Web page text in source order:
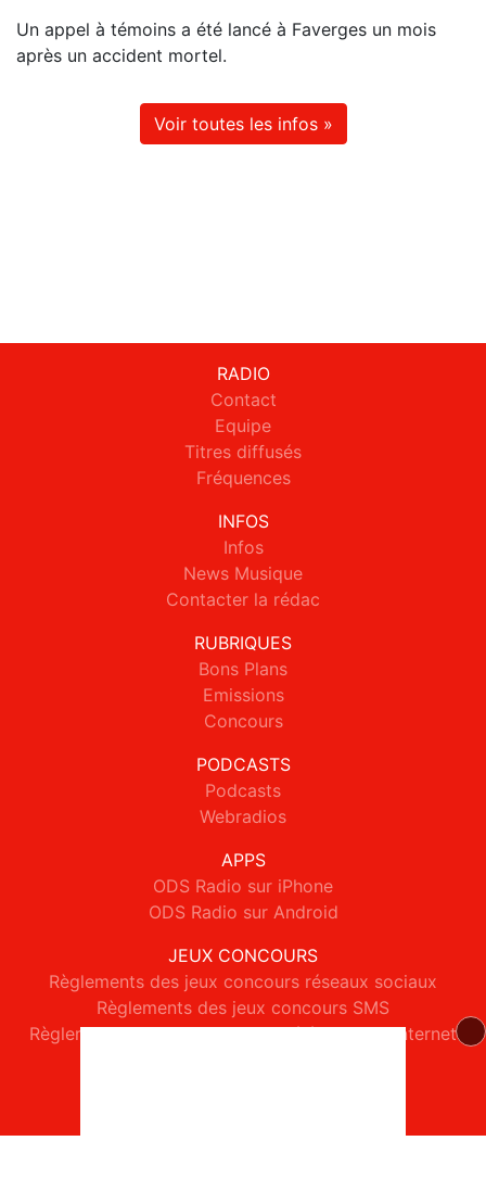
Un appel à témoins a été lancé à Faverges un mois
après un accident mortel.
Voir toutes les infos »
RADIO
Contact
Equipe
Titres diffusés
Fréquences
INFOS
Infos
News Musique
Contacter la rédac
RUBRIQUES
Bons Plans
Emissions
Concours
PODCASTS
Podcasts
Webradios
APPS
ODS Radio sur iPhone
ODS Radio sur Android
JEUX CONCOURS
Règlements des jeux concours réseaux sociaux
Règlements des jeux concours SMS
Règlements des jeux concours téléphone et internet